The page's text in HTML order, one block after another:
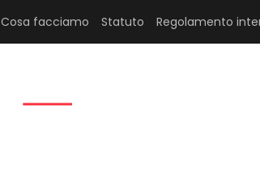
Cosa facciamo Statuto Regolamento